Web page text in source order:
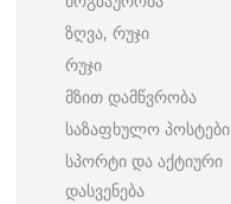
ზღვა, რუჯი
რუჯი
მზით დამწვრობა
საზაფხულო პოსტები
სპორტი და აქტიური
დასვენება